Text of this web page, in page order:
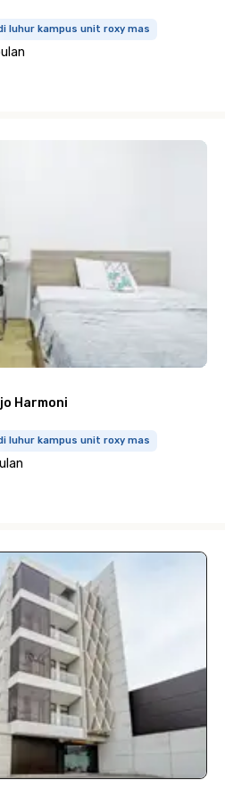
luhur kampus unit roxy mas
Harmoni
luhur kampus unit roxy mas